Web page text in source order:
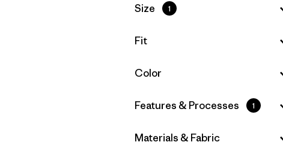
Filtrar por
Size 1
Filtrar por
Fit
Filtrar por
Color
Filtrar por
Features & Processes 1
Filtrar por
Materials & Fabric